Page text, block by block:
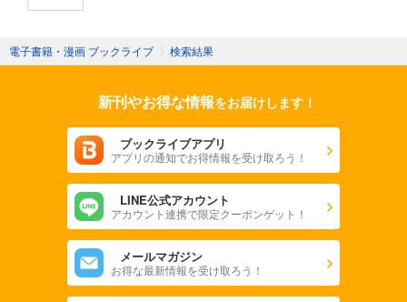
電子書籍・漫画 ブックライブ 〉 検索結果
新刊やお得な情報をお届けします！
ブックライブアプリ
アプリの通知でお得情報を受け取ろう！
LINE公式アカウント
アカウント連携で限定クーポンゲット！
メールマガジン
お得な最新情報を受け取ろう！